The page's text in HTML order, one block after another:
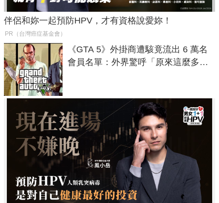
伴侶和妳一起預防HPV，才有資格說愛妳！
PR（台灣癌症基金會）
《GTA 5》外掛商遭駭竟流出 6 萬名
會員名單：外界驚呼「原來這麼多人